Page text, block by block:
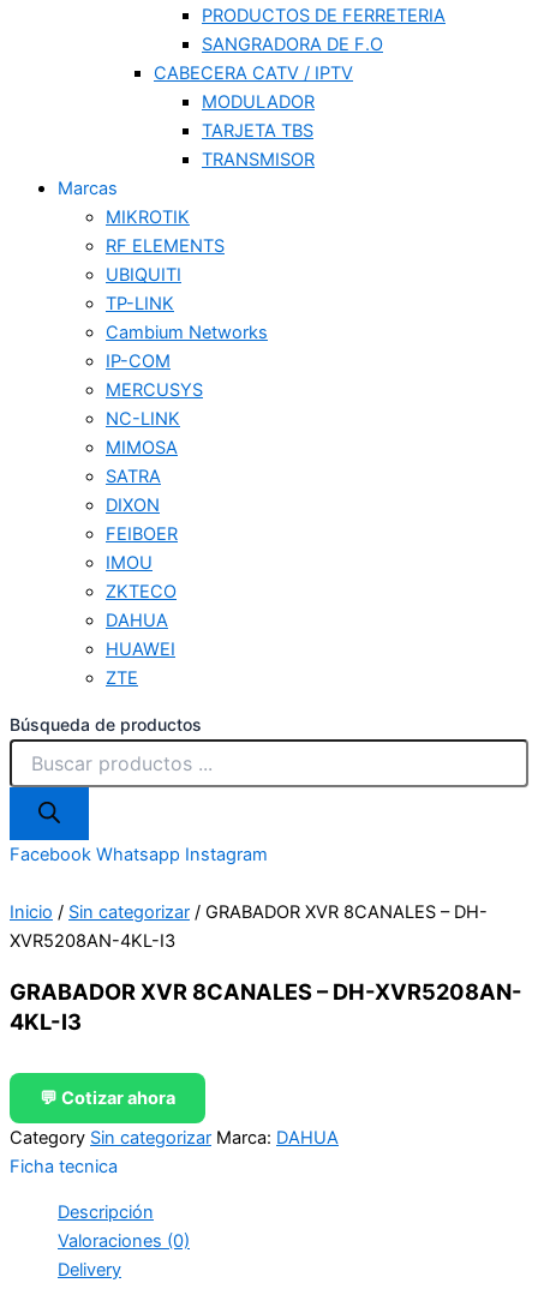
PRODUCTOS DE FERRETERIA
SANGRADORA DE F.O
CABECERA CATV / IPTV
MODULADOR
TARJETA TBS
TRANSMISOR
Marcas
MIKROTIK
RF ELEMENTS
UBIQUITI
TP-LINK
Cambium Networks
IP-COM
MERCUSYS
NC-LINK
MIMOSA
SATRA
DIXON
FEIBOER
IMOU
ZKTECO
DAHUA
HUAWEI
ZTE
Búsqueda de productos
Facebook Whatsapp Instagram
Inicio / Sin categorizar / GRABADOR XVR 8CANALES – DH-
XVR5208AN-4KL-I3
GRABADOR XVR 8CANALES – DH-XVR5208AN-
4KL-I3
💬 Cotizar ahora
Category Sin categorizar Marca: DAHUA
Ficha tecnica
Descripción
Valoraciones (0)
Delivery